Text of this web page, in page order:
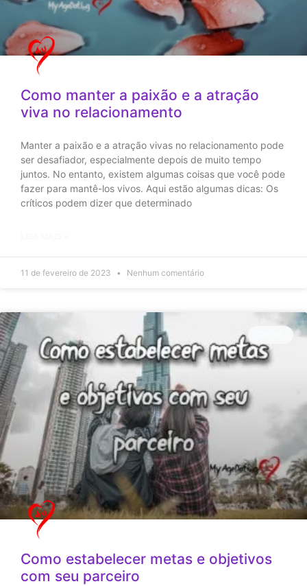
Como manter a paixão e a atração
viva no relacionamento
Manter a paixão e a atração vivas no relacionamento pode
ser desafiador, especialmente depois de muito tempo
juntos. No entanto, existem algumas coisas que você pode
fazer para mantê-los vivos. Aqui estão algumas dicas: Os
críticos podem dizer que determinado
11 de fevereiro de 2023 Nenhum comentário
Como estabelecer metas e objetivos
com seu parceiro